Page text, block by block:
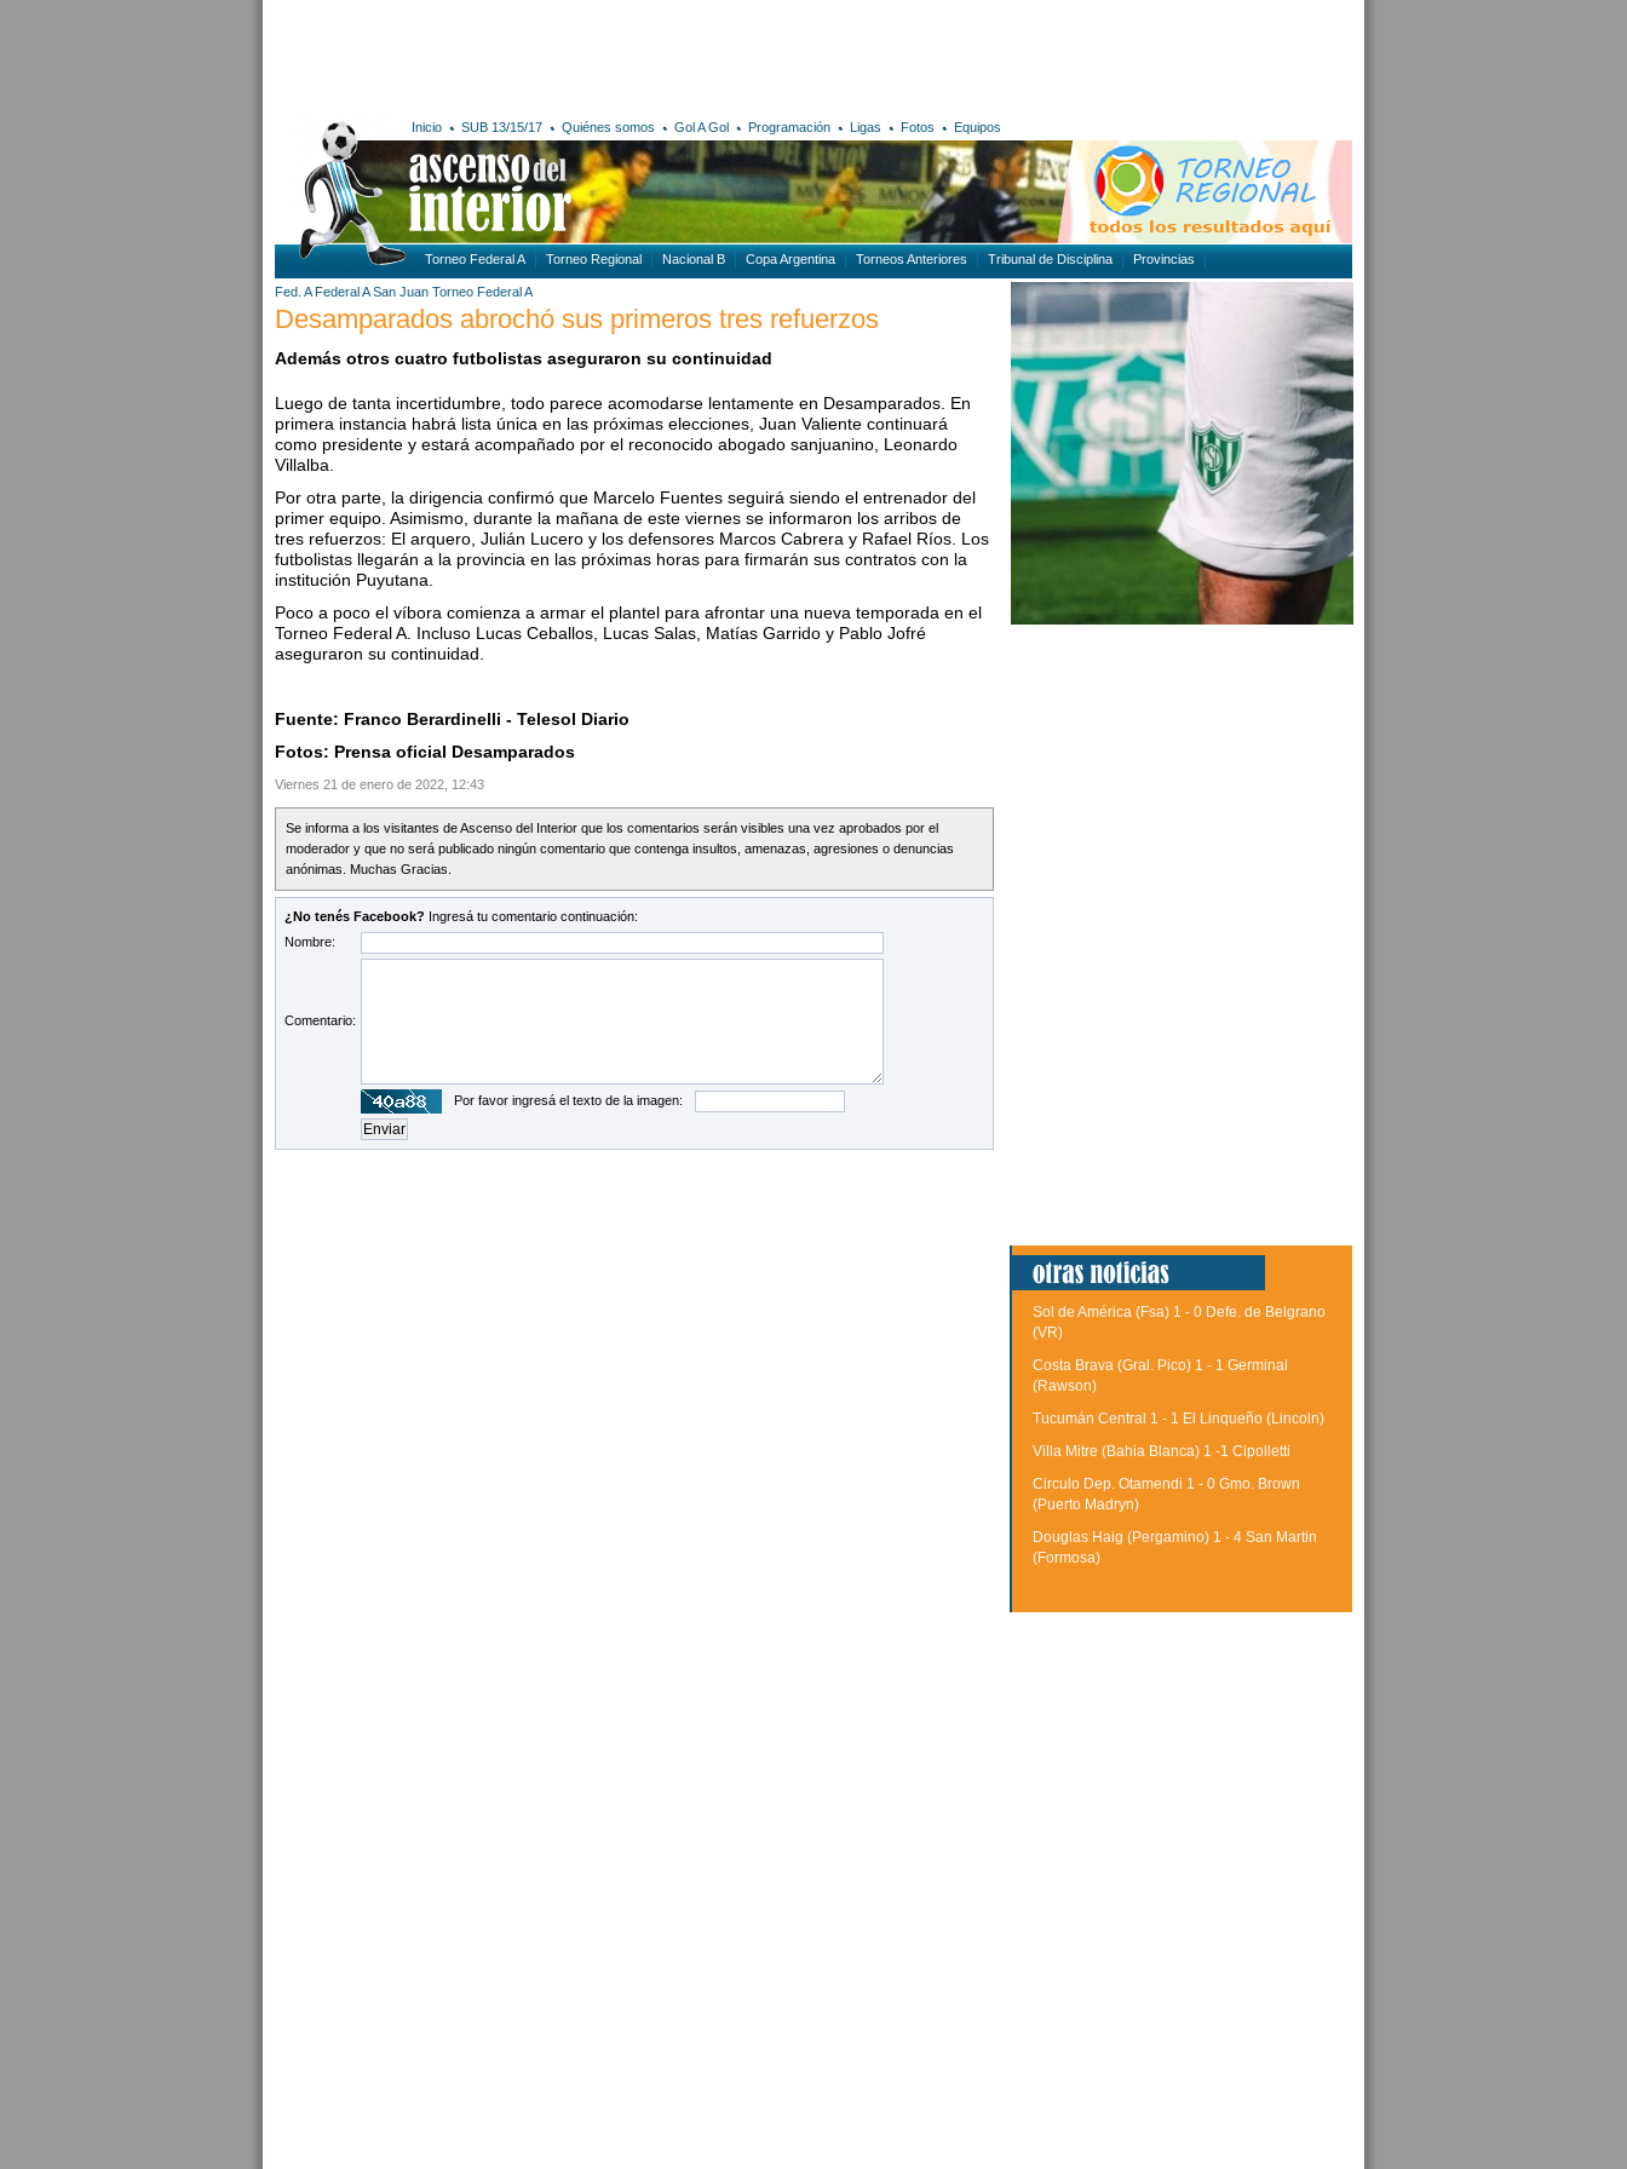
Inicio SUB 13/15/17 Quiénes somos Gol A Gol Programación Ligas Fotos Equipos
Torneo Federal A Torneo Regional Nacional B Copa Argentina Torneos Anteriores Tribunal de Disciplina Provincias
Fed. A Federal A San Juan Torneo Federal A
Desamparados abrochó sus primeros tres refuerzos
Además otros cuatro futbolistas aseguraron su continuidad
Luego de tanta incertidumbre, todo parece acomodarse lentamente en Desamparados. En
primera instancia habrá lista única en las próximas elecciones, Juan Valiente continuará
como presidente y estará acompañado por el reconocido abogado sanjuanino, Leonardo
Villalba.
Por otra parte, la dirigencia confirmó que Marcelo Fuentes seguirá siendo el entrenador del
primer equipo. Asimismo, durante la mañana de este viernes se informaron los arribos de
tres refuerzos: El arquero, Julián Lucero y los defensores Marcos Cabrera y Rafael Ríos. Los
futbolistas llegarán a la provincia en las próximas horas para firmarán sus contratos con la
institución Puyutana.
Poco a poco el víbora comienza a armar el plantel para afrontar una nueva temporada en el
Torneo Federal A. Incluso Lucas Ceballos, Lucas Salas, Matías Garrido y Pablo Jofré
aseguraron su continuidad.
Fuente: Franco Berardinelli - Telesol Diario
Fotos: Prensa oficial Desamparados
Viernes 21 de enero de 2022, 12:43
Se informa a los visitantes de Ascenso del Interior que los comentarios serán visibles una vez aprobados por el
moderador y que no será publicado ningún comentario que contenga insultos, amenazas, agresiones o denuncias
anónimas. Muchas Gracias.
¿No tenés Facebook? Ingresá tu comentario continuación:
Nombre:
Comentario:
Por favor ingresá el texto de la imagen:
Sol de América (Fsa) 1 - 0 Defe. de Belgrano
(VR)
Costa Brava (Gral. Pico) 1 - 1 Germinal
(Rawson)
Tucumán Central 1 - 1 El Linqueño (Lincoln)
Villa Mitre (Bahia Blanca) 1 -1 Cipolletti
Circulo Dep. Otamendi 1 - 0 Gmo. Brown
(Puerto Madryn)
Douglas Haig (Pergamino) 1 - 4 San Martin
(Formosa)